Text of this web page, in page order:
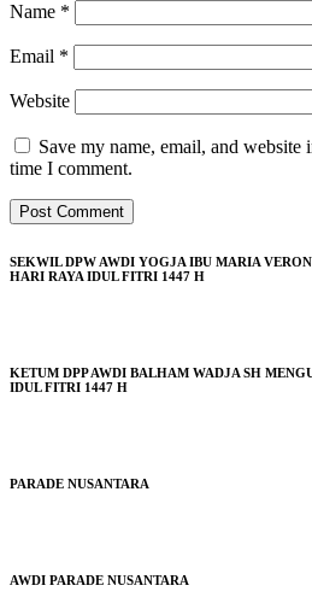
Name *
Email *
Website
Save my name, email, and
time I comment.
SEKWIL DPW AWDI YOGJA IBU MARIA
HARI RAYA IDUL FITRI 1447 H
KETUM DPP AWDI BALHAM WADJA SH
IDUL FITRI 1447 H
PARADE NUSANTARA
AWDI PARADE NUSANTARA